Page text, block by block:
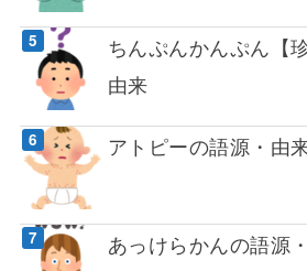
ちんぷんかんぷん【
由来
アトピーの語源・由
あっけらかんの語源